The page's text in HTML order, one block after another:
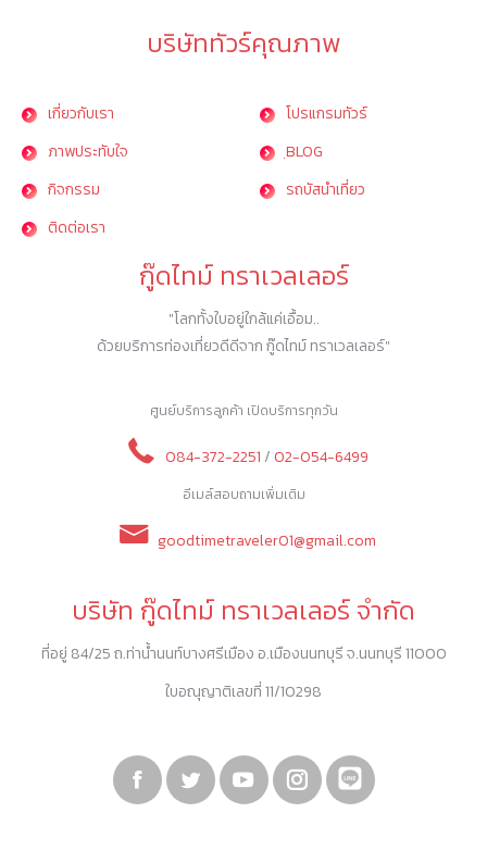
บริษัททัวร์คุณภาพ
เกี่ยวกับเรา
ภาพประทับใจ
กิจกรรม
ติดต่อเรา
โปรแกรมทัวร์
ฺBLOG
รถบัสนำเที่ยว
กู๊ดไทม์ ทราเวลเลอร์
"โลกทั้งใบอยู่ใกล้แค่เอื้อม..
ด้วยบริการท่องเที่ยวดีดีจาก กู๊ดไทม์ ทราเวลเลอร์"
ศูนย์บริการลูกค้า เปิดบริการทุกวัน
084-372-2251 /02-054-6499
อีเมล์สอบถามเพิ่มเติม
goodtimetraveler01@gmail.com
บริษัท กู๊ดไทม์ ทราเวลเลอร์ จำกัด
ที่อยู่ 84/25 ถ.ท่าน้ำนนท์บางศรีเมือง อ.เมืองนนทบุรี จ.นนทบุรี 11000
ใบอณุญาติเลขที่ 11/10298
FacebookTwitter YouTubeInstagramLinkedin